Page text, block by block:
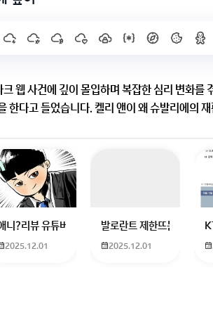
웹 사건에 깊이 몰입하며 복잡한 심리 변화를
한다고 들었습니다. 켈리 앤이 왜 슈발리에의
게 영화 메시지랑 연결되는 것 같아요
니다
지금 제 내신이 5등급제 기준으로
포 버스 터미널에서 롯데월드로 갈 수 있는 경로
니?리뷰 유튜버 찾아주세요ㅠㅠ 무슨 검정머리 남
2025.12.01
발로란트 제한뜨는데 어떻
2025.12.01